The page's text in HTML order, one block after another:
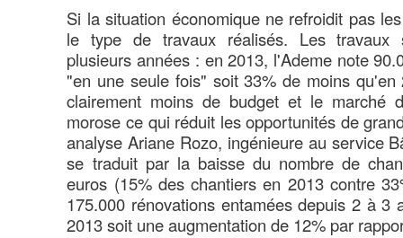
Si la situation économique ne refroidit pas
le type de travaux réalisés. Les travaux
plusieurs années : en 2013, l'Ademe note
"en une seule fois" soit 33% de moins
clairement moins de budget et le marché
morose ce qui réduit les opportunités de
analyse Ariane Rozo, ingénieure au service
se traduit par la baisse du nombre de
euros (15% des chantiers en 2013 contre
175.000 rénovations entamées depuis 2 à 3
2013 soit une augmentation de 12% par